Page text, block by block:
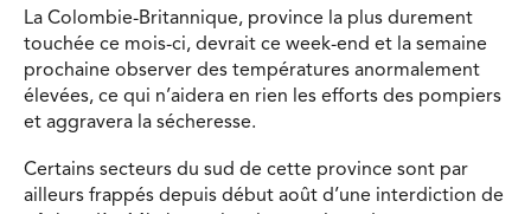
La Colombie-Britannique, province la plus durement
touchée ce mois-ci, devrait ce week-end et la semaine
prochaine observer des températures anormalement
élevées, ce qui n’aidera en rien les efforts des pompiers
et aggravera la sécheresse.
Certains secteurs du sud de cette province sont par
ailleurs frappés depuis début août d’une interdiction de